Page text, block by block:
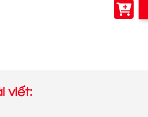
viết: